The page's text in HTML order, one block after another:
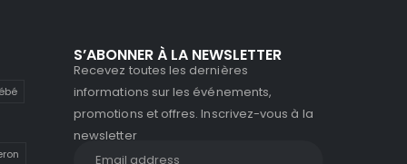
S’ABONNER À LA NEWSLETTER
Recevez toutes les dernières
informations sur les événements,
promotions et offres. Inscrivez-vous à la
newsletter